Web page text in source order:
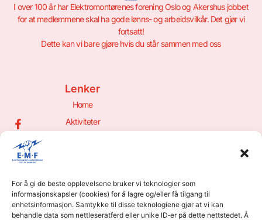
For å gi de beste opplevelsene bruker vi teknologier som
informasjonskapsler (cookies) for å lagre og/eller få tilgang til
enhetsinformasjon. Samtykke til disse teknologiene gjør at vi kan
behandle data som nettleseratferd eller unike ID‑er på dette nettstedet. Å
I over 100 år har Elektromontørenes forening Oslo og Akershus jobbet
for at medlemmene skal ha gode lønns- og arbeidsvilkår. Det gjør vi
fortsatt!
Dette kan vi bare gjøre hvis du står sammen med oss
Lenker
Home
Aktiviteter
Din Side
Kontakt